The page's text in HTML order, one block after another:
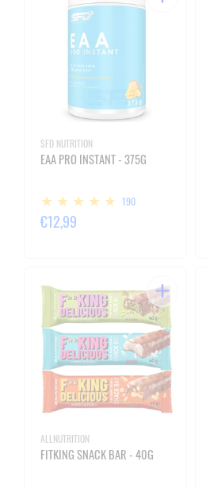
SFD NUTRITION
EAA PRO INSTANT - 375G
190
€12,99
ALLNUTRITION
FITKING SNACK BAR - 40G